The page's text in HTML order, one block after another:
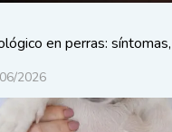
en perras:
2026